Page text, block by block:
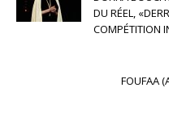
e teg
r
DU RÉEL,
COMPÉTITION
FOUFAA